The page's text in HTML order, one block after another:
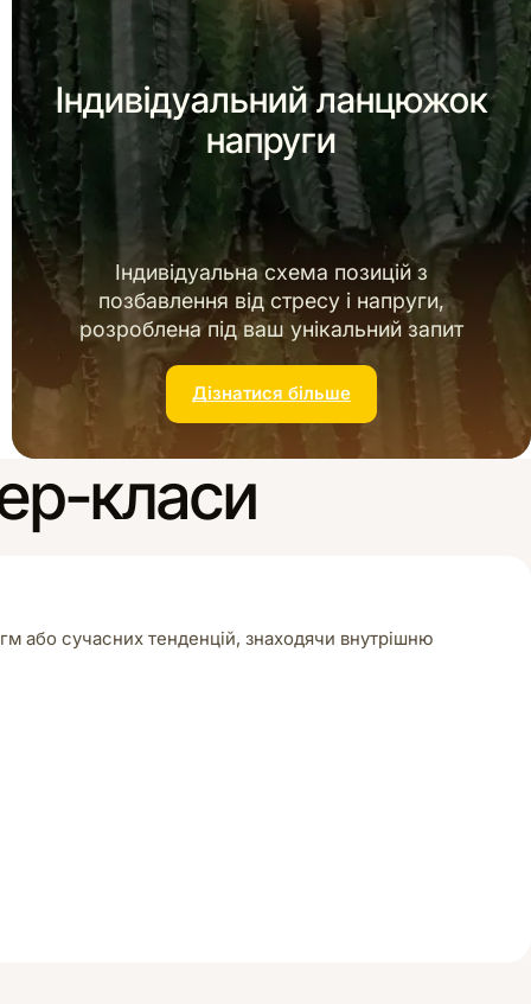
Індивідуальний ланцюжок
напруги
Індивідуальна схема позицій з
позбавлення від стресу і напруги,
розроблена під ваш унікальний запит
Дізнатися більше
класи
або сучасних тенденцій, знаходячи внутрішню